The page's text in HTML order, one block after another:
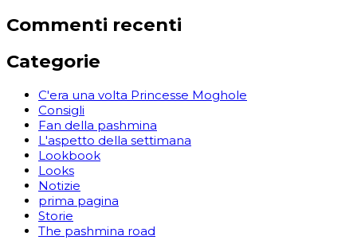
Commenti recenti
Categorie
C'era una volta Princesse Moghole
Consigli
Fan della pashmina
L'aspetto della settimana
Lookbook
Looks
Notizie
prima pagina
Storie
The pashmina road